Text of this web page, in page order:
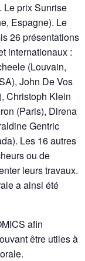
Le prix Sunrise
Espagne). Le
26 présentations
internationaux :
(Louvain,
John De Vos
Christoph Klein
(Paris), Direna
Gentric
Les 16 autres
ou de
leurs travaux.
a ainsi été
afin
être utiles à